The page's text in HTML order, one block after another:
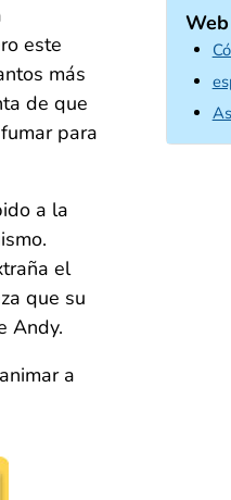
este
más
de que
para
a la
el
que su
Andy.
a
Web